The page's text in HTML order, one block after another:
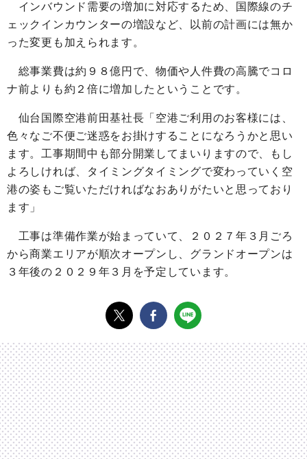
インバウンド需要の増加に対応するため、国際線のチ
ェックインカウンターの増設など、以前の計画には無か
った変更も加えられます。
総事業費は約９８億円で、物価や人件費の高騰でコロ
ナ前よりも約２倍に増加したということです。
仙台国際空港前田基社長「空港ご利用のお客様には、
色々なご不便ご迷惑をお掛けすることになろうかと思い
ます。工事期間中も部分開業してまいりますので、もし
よろしければ、タイミングタイミングで変わっていく空
港の姿もご覧いただければなおありがたいと思っており
ます」
工事は準備作業が始まっていて、２０２７年３月ごろ
から商業エリアが順次オープンし、グランドオープンは
３年後の２０２９年３月を予定しています。